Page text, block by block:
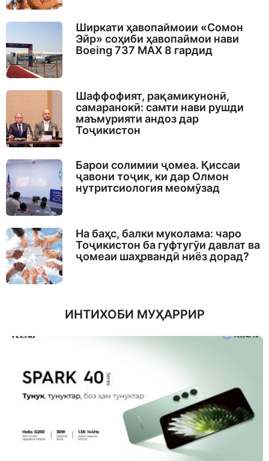
Ширкати ҳавопаймоии «Сомон
Эйр» соҳиби ҳавопаймои нави
Boeing 737 MAX 8 гардид
Шаффофият, рақамикунонӣ,
самаранокӣ: самти нави рушди
маъмурияти андоз дар
Тоҷикистон
Барои солимии ҷомеа. Қиссаи
ҷавони тоҷик, ки дар Олмон
нутритсиология меомӯзад
На баҳс, балки муколама: чаро
Тоҷикистон ба гуфтугӯи давлат ва
ҷомеаи шаҳрвандӣ ниёз дорад?
ИНТИХОБИ МУҲАРРИР